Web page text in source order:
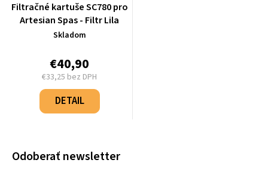
Filtračné kartuše SC780 pro
Artesian Spas - Filtr Lila
Skladom
€40,90
€33,25 bez DPH
Jednotková
cena:
DETAIL
Odoberať newsletter